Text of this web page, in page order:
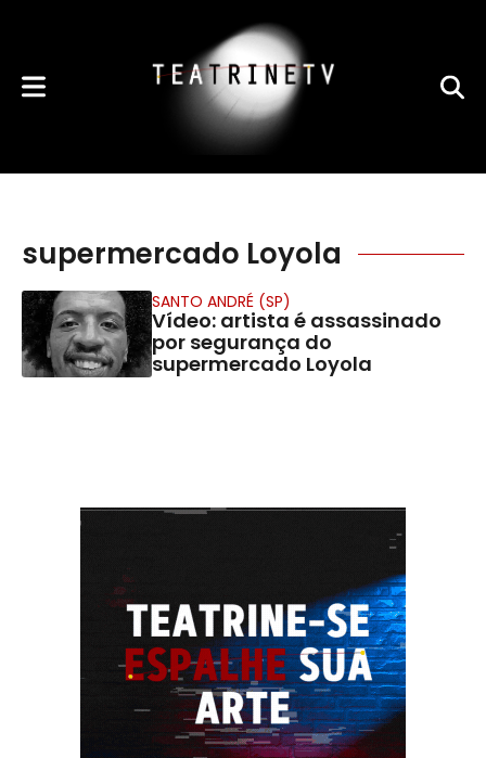
supermercado Loyola
SANTO ANDRÉ (SP)
Vídeo: artista é assassinado
por segurança do
supermercado Loyola